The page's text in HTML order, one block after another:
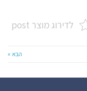
לדירוג מוצר post
הבא »